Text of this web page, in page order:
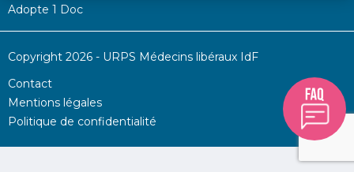
Adopte 1 Doc
Copyright 2026 - URPS Médecins libéraux IdF
Contact
Mentions légales
Politique de confidentialité